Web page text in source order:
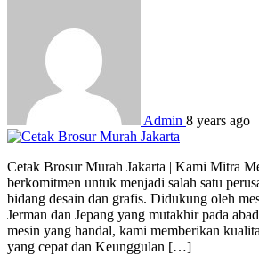
Admin 8 years ago
Cetak Brosur Murah Jakarta | Kami Mitra
berkomitmen untuk menjadi salah satu
bidang desain dan grafis. Didukung oleh
Jerman dan Jepang yang mutakhir pada
mesin yang handal, kami memberikan
yang cepat dan Keunggulan […]